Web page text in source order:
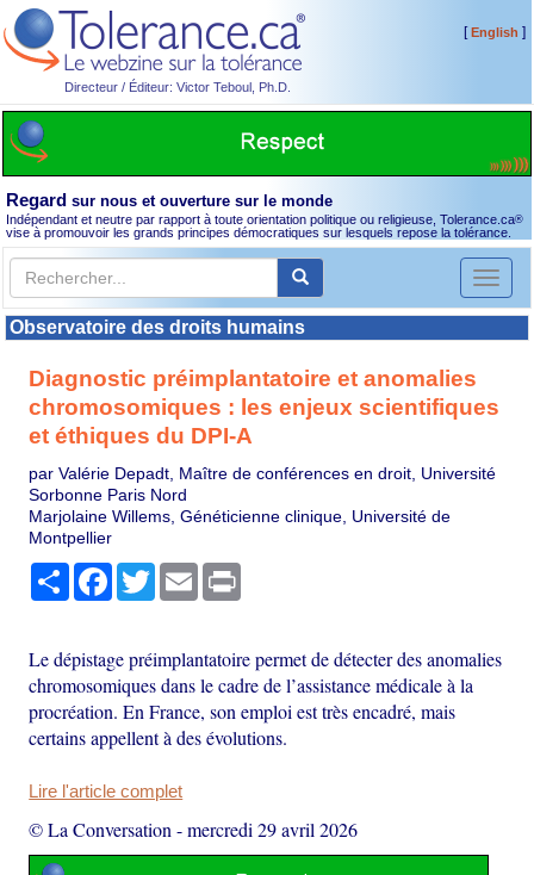
Directeur / Éditeur: Victor Teboul, Ph.D.
[English ]
Regard sur nous et ouverture sur le monde
Indépendant et neutre par rapport à toute orientation politique ou religieuse, Tolerance.ca®
vise à promouvoir les grands principes démocratiques sur lesquels repose la tolérance.
Toggle
Observatoire des droits humains
Diagnostic préimplantatoire et anomalies
chromosomiques : les enjeux scientifiques
et éthiques du DPI-A
par Valérie Depadt, Maître de conférences en droit, Université
Sorbonne Paris Nord
Marjolaine Willems, Généticienne clinique, Université de
Montpellier
PartagerFacebook
TwitterEmail
Le dépistage préimplantatoire permet de détecter des anomalies
chromosomiques dans le cadre de l’assistance médicale à la
procréation. En France, son emploi est très encadré, mais
certains appellent à des évolutions.
Lire l'article complet
© La Conversation -mercredi 29 avril 2026